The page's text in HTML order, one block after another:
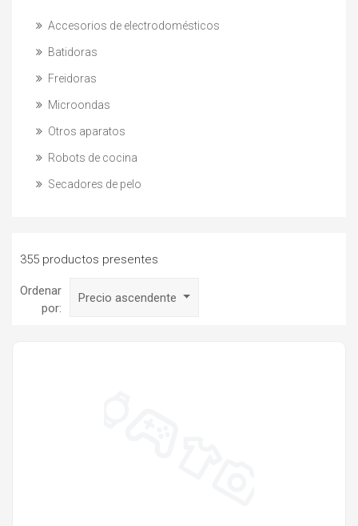
Accesorios de electrodomésticos
Batidoras
Freidoras
Microondas
Otros aparatos
Robots de cocina
Secadores de pelo
355 productos presentes
Ordenar
por:
Precio ascendente